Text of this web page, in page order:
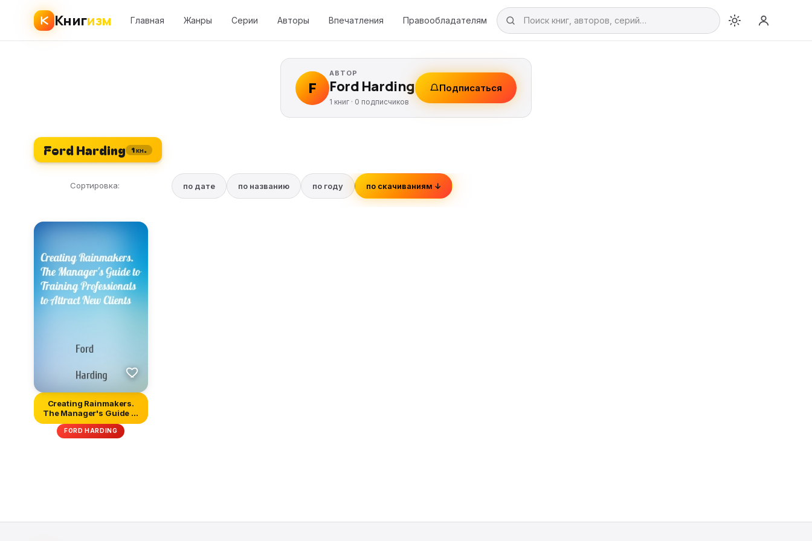
Книгизм Главная Жанры Серии Авторы Впечатления Правообладателям
F
АВТОР
Ford Harding
1 книг · 0 подписчиков
Подписаться
Ford Harding 1 кн.
Сортировка: по дате по названию по году по скачиваниям ↓
Creating Rainmakers.
The Manager's Guide to
Traini...
FORD HARDING